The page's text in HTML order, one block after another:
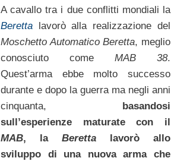
A cavallo tra i due conflitti mondiali la
Berettalavorò alla realizzazione del
Moschetto Automatico Beretta, meglio
conosciuto come MAB 38.
Quest’arma ebbe molto successo
durante e dopo la guerra ma negli anni
cinquanta,
basandosi
sull’esperienze maturate con il
MAB, la Berettalavorò allo
sviluppo di una nuova arma che